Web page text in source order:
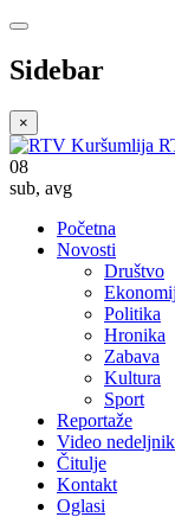
Sidebar
×
08
sub, avg
Početna
Novosti
Društvo
Politika
Hronika
Zabava
Kultura
Sport
Reportaže
Video nedeljnik
Čitulje
Kontakt
Oglasi